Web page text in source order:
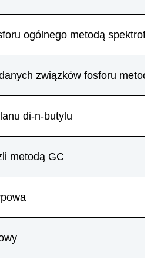
ogólnego metodą
związków fosforu
di-n-butylu
metodą GC